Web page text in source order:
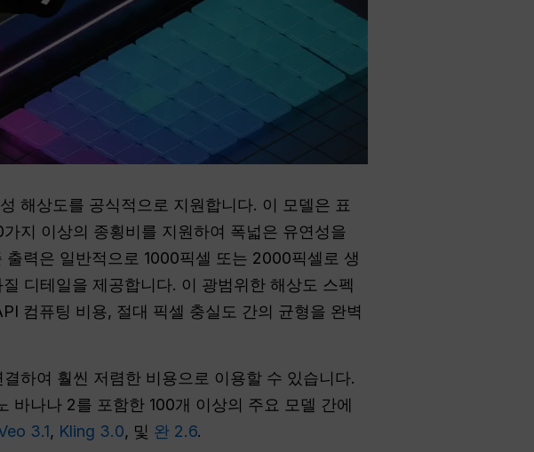
해상도를 공식적으로 지원합니다. 이 모델은 표
지 이상의 종횡비를 지원하여 폭넓은 유연성을
출력은 일반적으로 1000픽셀 또는 2000픽셀로 생
디테일을 제공합니다. 이 광범위한 해상도 스펙
컴퓨팅 비용, 절대 픽셀 충실도 간의 균형을 완벽
하여 훨씬 저렴한 비용으로 이용할 수 있습니다.
바나나 2를 포함한 100개 이상의 주요 모델 간에
3.1, Kling 3.0, 및 완 2.6.